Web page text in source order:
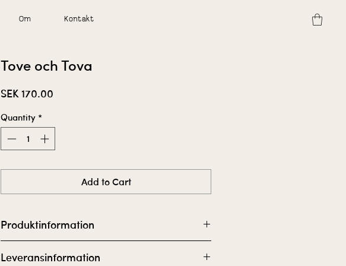
Om Kontakt
Tove och Tova
SEK 170.00
Quantity *
Add to Cart
Produktinformation
En bok för barn som kämpar med känslor som
Leveransinformation